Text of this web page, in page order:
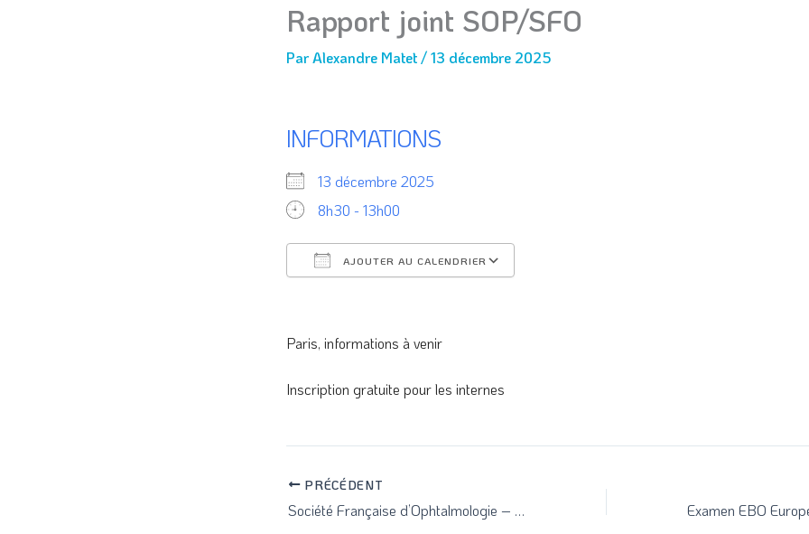
Rapport joint SOP/SFO
ParAlexandre Matet /13 décembre 2025
INFORMATIONS
13 décembre 2025
8h30 - 13h00
AJOUTER AU CALENDRIER
Paris, informations à venir
Inscription gratuite pour les internes
PRÉCÉDENT
Société Française d’Ophtalmologie – Congrès annuel